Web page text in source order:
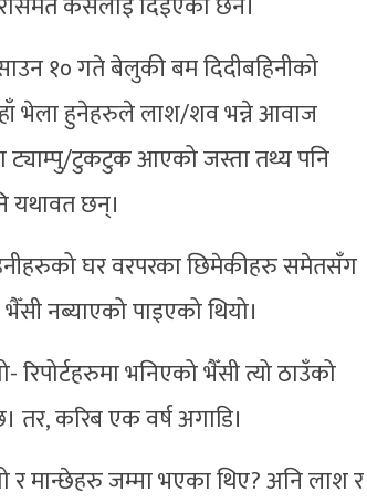
१० गते बेलुकी बम दिदीबहिनीको
भेला हुनेहरुले लाश/शव भन्ने आवाज
ट्याम्पु/टुकटुक आएको जस्ता तथ्य पनि
यथावत छन्।
घर वरपरका छिमेकीहरु समेतसँग
नब्याएको पाइएको थियो।
रिपोर्टहरुमा भनिएको भैँसी त्यो ठाउँको
करिब एक वर्ष अगाडि।
र मान्छेहरु जम्मा भएका थिए? अनि लाश र